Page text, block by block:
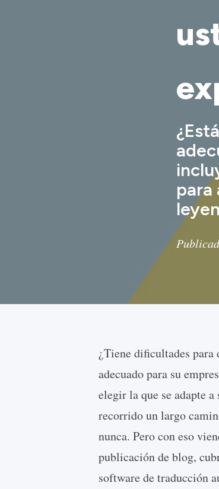
para
¿Tiene dificultades
adecuado para su
elegir la que se adapte
recorrido un largo
nunca. Pero con eso
publicación de blog,
software de traducción